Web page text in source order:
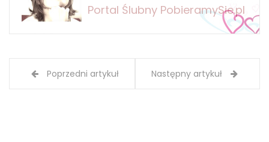
Portal Ślubny PobieramySie.pl
Poprzedni artykuł Następny artykuł